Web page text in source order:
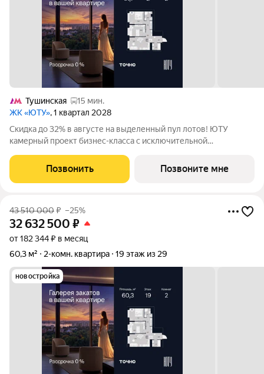
Тушинская
15 мин.
ЖК «ЮТУ», 1 квартал 2028
Скидка до 32% в августе на выделенный пул лотов! ЮТУ
камерный проект бизнес-класса с исключительной
благоустроенной набережной канала имени Москвы. Проект
создает идеальный баланс жизни в
Позвонить Позвоните мне
43 510 000₽ –25%
32 632 500 ₽
от 182 344 ₽ в месяц
60,3 м²
2-комн. квартира 19 этаж из 29
новостройка